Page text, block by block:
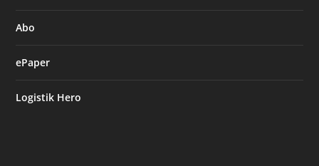
Abo
ePaper
Logistik Hero